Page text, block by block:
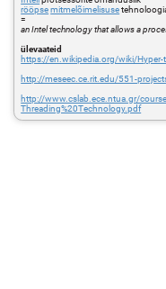
rööpsemitmelõimelisuse
=
an Intel technology that allows a
ülevaateid
https://en.wikipedia.org/wiki/Hyper-
http://meseec.ce.rit.edu/551-
http://www.cslab.ece.ntua.gr/
Threading%20Technology.pdf